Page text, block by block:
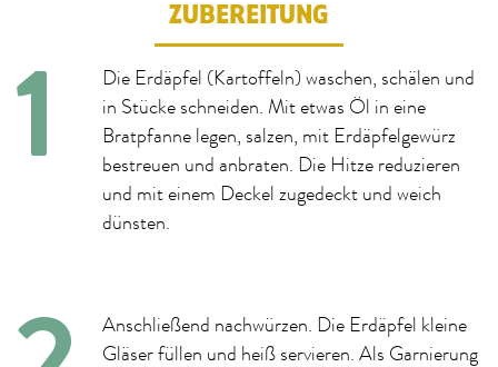
ZUBEREITUNG
Die Erdäpfel (Kartoffeln) waschen, schälen und
in Stücke schneiden. Mit etwas Öl in eine
Bratpfanne legen, salzen, mit Erdäpfelgewürz
bestreuen und anbraten. Die Hitze reduzieren
und mit einem Deckel zugedeckt und weich
dünsten.
Anschließend nachwürzen. Die Erdäpfel kleine
Gläser füllen und heiß servieren. Als Garnierung